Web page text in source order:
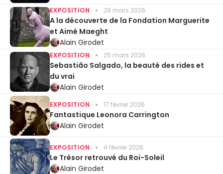
EXPOSITION 28 mars 2026
A la découverte de la Fondation Marguerite
et Aimé Maeght
Alain Girodet
EXPOSITION 25 mars 2026
Sebastião Salgado, la beauté des rides et
du vrai
Alain Girodet
EXPOSITION 17 février 2026
Fantastique Leonora Carrington
Alain Girodet
EXPOSITION 4 février 2026
Le Trésor retrouvé du Roi-Soleil
Alain Girodet